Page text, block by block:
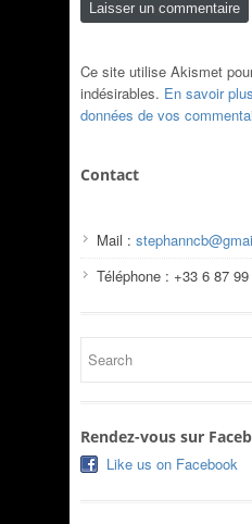
Ce site utilise Akismet
indésirables. En savoir
données de vos
Contact
Mail :
Téléphone : +33 6 87
Rendez-vous sur
Like us on Facebook